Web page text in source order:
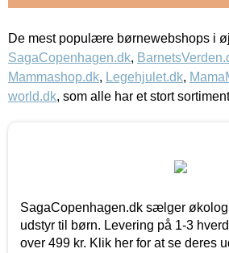
De mest populære børnewebshops i
SagaCopenhagen.dk,
Mammashop.dk, Legehjulet.dk,
world.dk, som alle har et stort
SagaCopenhagen.dk sælger
udstyr til børn. Levering på 1-3
over 499 kr. Klik her for at se deres